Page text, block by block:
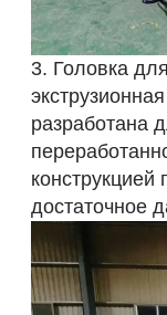
3. Головка
разработана
конструкцией
достаточное